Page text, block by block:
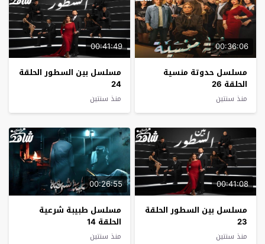
00:36:06
مسلسل حدوتة منسية
الحلقة 26
منذ سنتين
00:41:49
مسلسل بين السطور الحلقة
24
منذ سنتين
00:41:08
مسلسل بين السطور الحلقة
23
منذ سنتين
00:26:55
مسلسل طبيبة شرعية
الحلقة 14
منذ سنتين